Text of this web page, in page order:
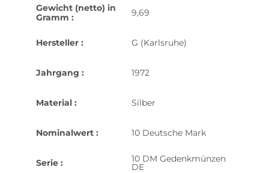
Gewicht (netto) in
Gramm :
9,69
Hersteller : G (Karlsruhe)
Jahrgang : 1972
Material : Silber
Nominalwert : 10 Deutsche Mark
Serie : 10 DM Gedenkmünzen
DE